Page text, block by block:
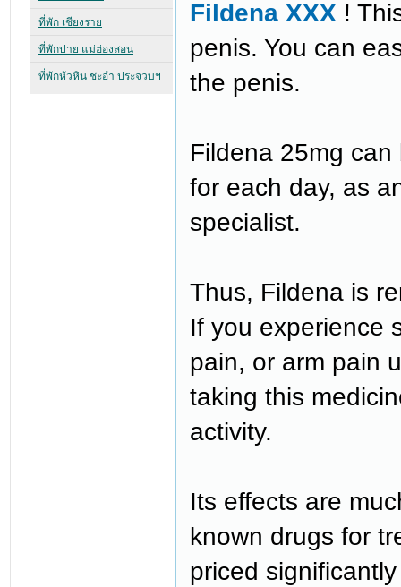
Fildena XXX !
penis. You can
the penis.
Fildena 25mg
for each day, as
specialist.
Thus, Fildena is
If you experience
pain, or arm pain
taking this
activity.
Its effects are
known drugs for
priced